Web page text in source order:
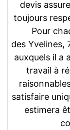
devis
toujours
Pour
des Yvelines,
auxquels il a
travail à
satisfaire
estimera